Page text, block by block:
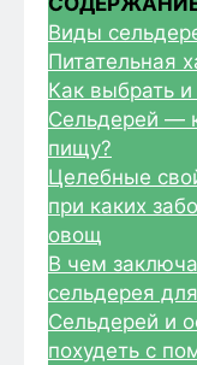
Виды
Питательная
Как выбрать и
Сельдерей —
пищу?
Целебные
при каких
овощ
В чем
сельдерея
Сельдерей и
похудеть с